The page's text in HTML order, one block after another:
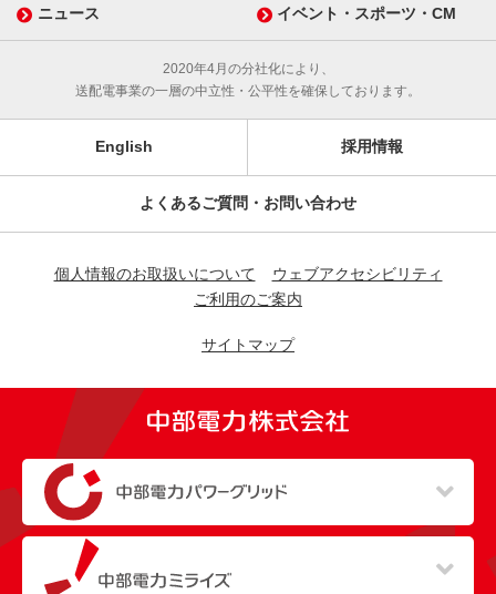
ニュース イベント・スポーツ・CM
2020年4月の分社化により、
送配電事業の一層の中立性・公平性を確保しております。
English 採用情報
よくあるご質問・お問い合わせ
個人情報のお取扱いについて
ウェブアクセシビリティ
ご利用のご案内
サイトマップ
（新しいウィンドウを開きます）
（新しいウィンドウを開きます）